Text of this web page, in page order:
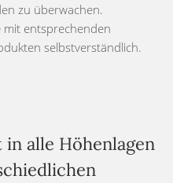
zu überwachen.
mit entsprechenden
selbstverständlich.
alle Höhenlagen